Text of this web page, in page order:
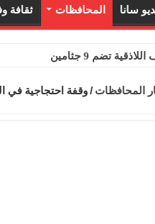
سانا المحافظات ثقافة
تضم 9 جثامين
والتجارية والصناعية من الرسوم
المحافظات / وقفة احتجاجية في